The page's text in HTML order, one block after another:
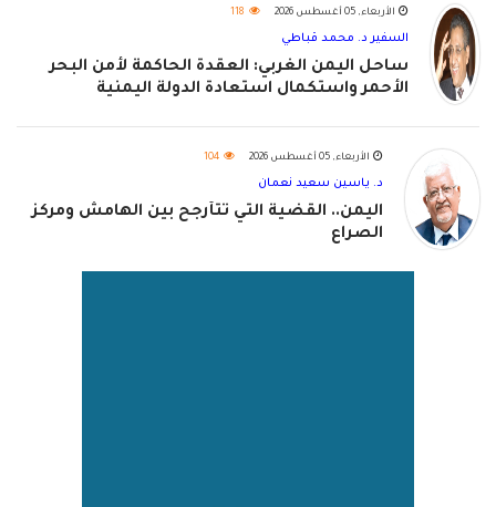
الأربعاء, 05 أغسطس 2026 118
السفير د. محمد قباطي
ساحل اليمن الغربي: العقدة الحاكمة لأمن البحر
الأحمر واستكمال استعادة الدولة اليمنية
الأربعاء, 05 أغسطس 2026 104
د. ياسين سعيد نعمان
اليمن.. القضية التي تتأرجح بين الهامش ومركز
الصراع